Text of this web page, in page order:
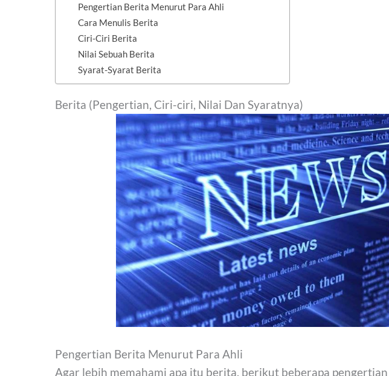
Pengertian Berita Menurut Para Ahli
Cara Menulis Berita
Ciri-Ciri Berita
Nilai Sebuah Berita
Syarat-Syarat Berita
Berita (Pengertian, Ciri-ciri, Nilai Dan Syaratnya)
Pengertian Berita Menurut Para Ahli
Agar lebih memahami apa itu berita, berikut beberapa